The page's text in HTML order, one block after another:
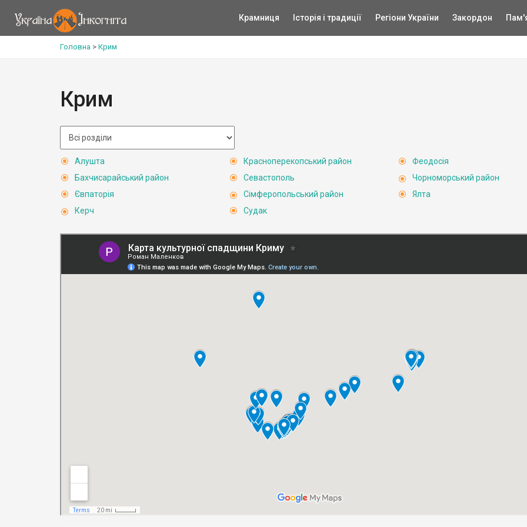
Крамниця Історія і традиції Регіони України Закордон
Головна > Крим
Крим
Алушта
Бахчисарайський район
Євпаторія
Керч
Красноперекопський район
Севастополь
Сімферопольський район
Судак
Феодосія
Чорноморський район
Ялта